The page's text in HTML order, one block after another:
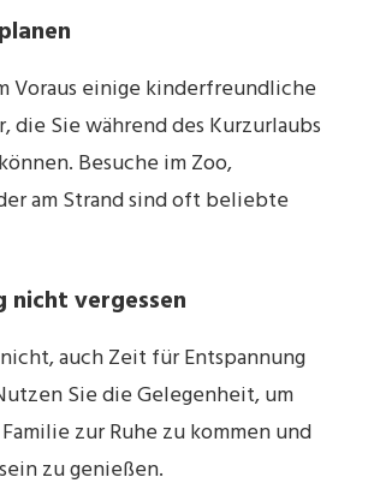
Voraus einige kinderfreundliche
Sie während des Kurzurlaubs
Besuche im Zoo,
am Strand sind oft beliebte
nicht vergessen
auch Zeit für Entspannung
Sie die Gelegenheit, um
zur Ruhe zu kommen und
zu genießen.